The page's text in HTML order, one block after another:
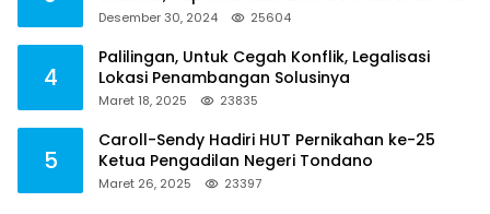
ini
Desember 30, 2024 25604
4
Palilingan, Untuk Cegah Konflik, Legalisasi
Lokasi Penambangan Solusinya
Maret 18, 2025 23835
5
Caroll-Sendy Hadiri HUT Pernikahan ke-25
Ketua Pengadilan Negeri Tondano
Maret 26, 2025 23397